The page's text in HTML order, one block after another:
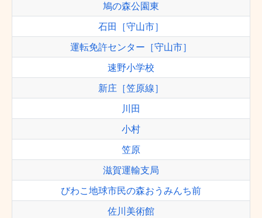
鳩の森公園東
石田［守山市］
運転免許センター［守山市］
速野小学校
新庄［笠原線］
川田
小村
笠原
滋賀運輸支局
びわこ地球市民の森おうみんち前
佐川美術館